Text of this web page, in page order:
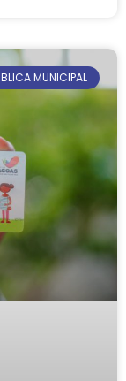
MUNICIPAL